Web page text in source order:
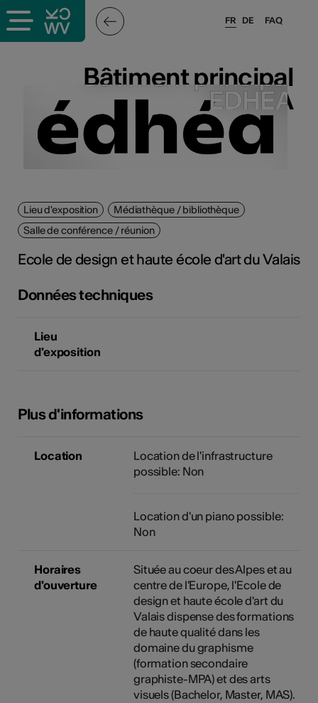
culturels
FAQ
FR DE
Bâtiment principal
EDHEA
Bâtiment principal
EDHEA
Lieu d'exposition
Médiathèque / bibliothèque
Salle de conférence / réunion
Ecole de design et haute école d'art du Valais
Données techniques
Lieu
d'exposition
Plus d'informations
Location
Location de l'infrastructure
possible: Non
Location d'un piano possible:
Non
Horaires
d'ouverture
Située au coeur des Alpes et au
centre de l'Europe, l'Ecole de
design et haute école d'art du
Valais dispense des formations
de haute qualité dans les
domaine du graphisme
(formation secondaire
graphiste-MPA) et des arts
visuels (Bachelor, Master, MAS).